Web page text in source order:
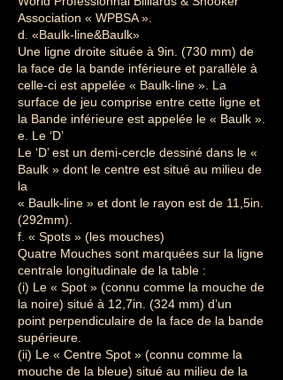
Association « WPBSA ».
d. «Baulk-line&Baulk»
Une ligne droite située à 9in. (730 mm) de
la face de la bande inférieure et parallèle à
celle-ci est appelée « Baulk-line ». La
surface de jeu comprise entre cette ligne et
la Bande inférieure est appelée le « Baulk ».
e. Le ‘D’
Le ‘D’ est un demi-cercle dessiné dans le «
Baulk » dont le centre est situé au milieu de
la
« Baulk-line » et dont le rayon est de 11,5in.
(292mm).
f. « Spots » (les mouches)
Quatre Mouches sont marquées sur la ligne
centrale longitudinale de la table :
(i) Le « Spot » (connu comme la mouche de
la noire) situé à 12,7in. (324 mm) d’un
point perpendiculaire de la face de la bande
supérieure.
(ii) Le « Centre Spot » (connu comme la
mouche de la bleue) situé au milieu de la